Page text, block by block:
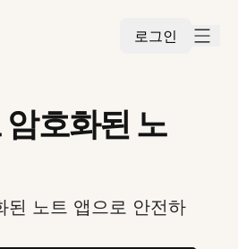
로그인
호화된 노
된 노트 앱으로 안전하